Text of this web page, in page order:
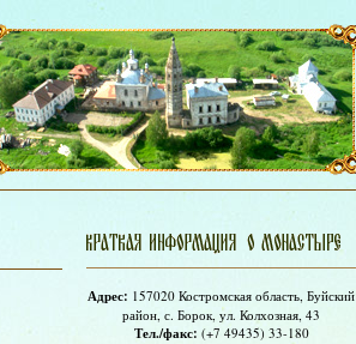
Адрес: 157020 Костромская область, Буйский
район, с. Борок, ул. Колхозная, 43
Тел./факс: (+7 49435) 33-180